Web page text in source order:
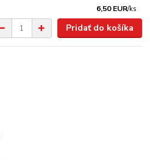
6,50 EUR/ks
Pridať do košíka